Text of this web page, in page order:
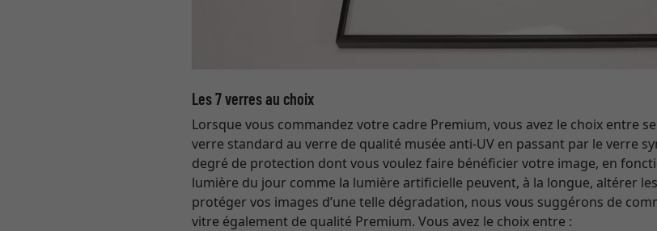
Les 7 verres au choix
Lorsque vous commandez votre cadre Premium, vous avez le choix entre
verre standard au verre de qualité musée anti-UV en passant par le verre
degré de protection dont vous voulez faire bénéficier votre image, en
lumière du jour comme la lumière artificielle peuvent, à la longue, altérer
protéger vos images d’une telle dégradation, nous vous suggérons de
vitre également de qualité Premium. Vous avez le choix entre :